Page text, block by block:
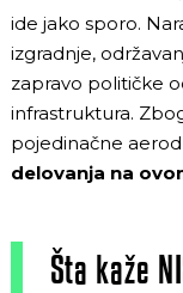
ide jako sporo.
izgradnje,
zapravo političke
infrastruktura.
pojedinačne
delovanja na
Šta kaže